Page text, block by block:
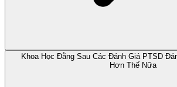
Khoa Học Đằng Sau Các Đánh Giá PTSD
Hơn Thế Nữa